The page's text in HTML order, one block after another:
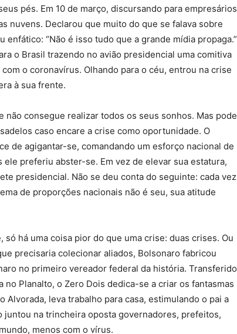
pés. Em 10 de março, discursando para empresários
nuvens. Declarou que muito do que se falava sobre
enfático: “Não é isso tudo que a grande mídia propaga.”
o Brasil trazendo no avião presidencial uma comitiva
o coronavírus. Olhando para o céu, entrou na crise
à sua frente.
não consegue realizar todos os seus sonhos. Mas pode
caso encare a crise como oportunidade. O
de agigantar-se, comandando um esforço nacional de
preferiu abster-se. Em vez de elevar sua estatura,
presidencial. Não se deu conta do seguinte: cada vez
de proporções nacionais não é seu, sua atitude
só há uma coisa pior do que uma crise: duas crises. Ou
precisaria colecionar aliados, Bolsonaro fabricou
no primeiro vereador federal da história. Transferido
no Planalto, o Zero Dois dedica-se a criar os fantasmas
Alvorada, leva trabalho para casa, estimulando o pai a
juntou na trincheira oposta governadores, prefeitos,
menos com o vírus.